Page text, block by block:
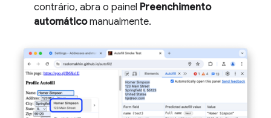
contrário, abra o painel Preenchimento
automáticomanualmente.